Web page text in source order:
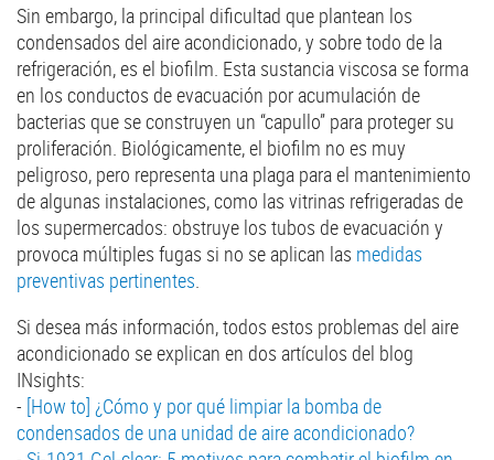
Sin embargo, la principal dificultad que plantean los
condensados del aire acondicionado, y sobre todo de la
refrigeración, es el biofilm. Esta sustancia viscosa se forma
en los conductos de evacuación por acumulación de
bacterias que se construyen un “capullo” para proteger su
proliferación. Biológicamente, el biofilm no es muy
peligroso, pero representa una plaga para el mantenimiento
de algunas instalaciones, como las vitrinas refrigeradas de
los supermercados: obstruye los tubos de evacuación y
provoca múltiples fugas si no se aplican las medidas
preventivas pertinentes.
Si desea más información, todos estos problemas del aire
acondicionado se explican en dos artículos del blog
INsights:
- [How to] ¿Cómo y por qué limpiar la bomba de
condensados de una unidad de aire acondicionado?